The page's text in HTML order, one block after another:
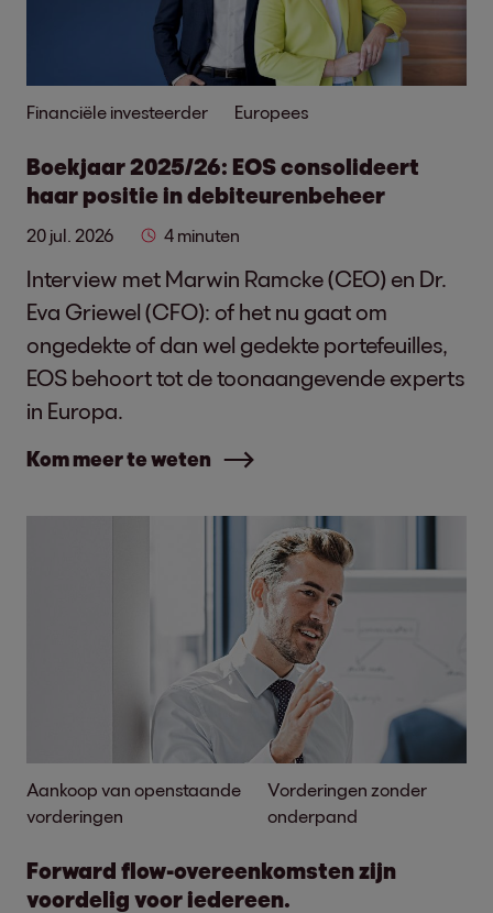
Financiële investeerder Europees
Boekjaar 2025/26: EOS consolideert
haar positie in debiteurenbeheer
20 jul. 2026 4 minuten
Interview met Marwin Ramcke (CEO) en Dr.
Eva Griewel (CFO): of het nu gaat om
ongedekte of dan wel gedekte portefeuilles,
EOS behoort tot de toonaangevende experts
in Europa.
Kom meer te weten
Aankoop van openstaande
vorderingen
Vorderingen zonder
onderpand
Forward flow-overeenkomsten zijn
voordelig voor iedereen.